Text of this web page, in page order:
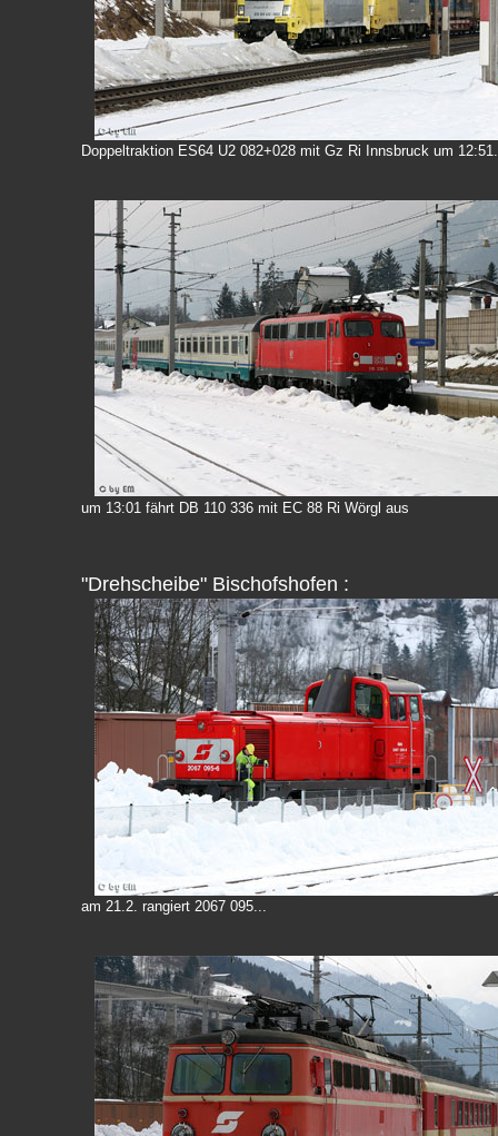
Doppeltraktion ES64 U2 082+028 mit Gz Ri Innsbruck um
um 13:01 fährt DB 110 336 mit EC 88 Ri Wörgl aus
"Drehscheibe" Bischofshofen :
am 21.2. rangiert 2067 095...